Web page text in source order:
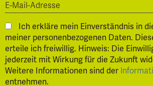
Ich erkläre mein Einverständnis in
meiner personenbezogenen Daten.
erteile ich freiwillig. Hinweis: Die
jederzeit mit Wirkung für die Zukunft
Weitere Informationen sind der
entnehmen.